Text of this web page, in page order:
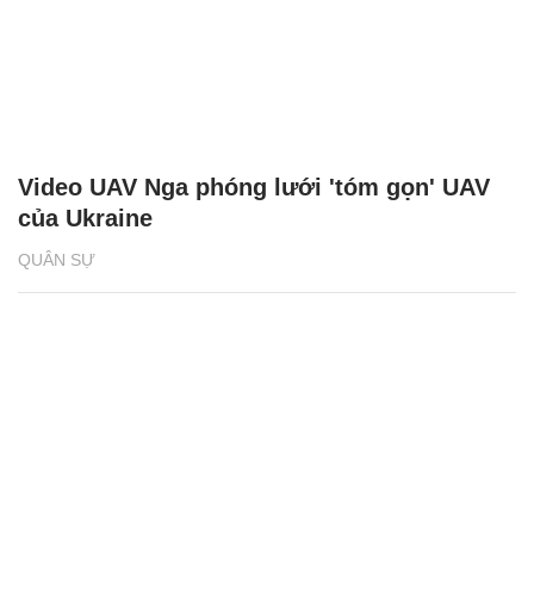
QUÂN SỰ
Video UAV Nga phóng lưới 'tóm gọn' UAV
của Ukraine